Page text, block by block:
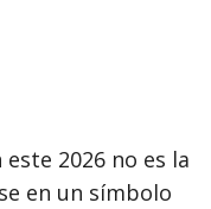
2026 no es la
en un símbolo